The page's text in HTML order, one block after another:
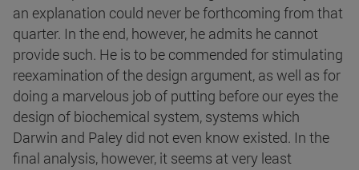
an explanation could never be forthcoming from that
quarter. In the end, however, he admits he cannot
provide such. He is to be commended for stimulating
reexamination of the design argument, as well as for
doing a marvelous job of putting before our eyes the
design of biochemical system, systems which
Darwin and Paley did not even know existed. In the
final analysis, however, it seems at very least